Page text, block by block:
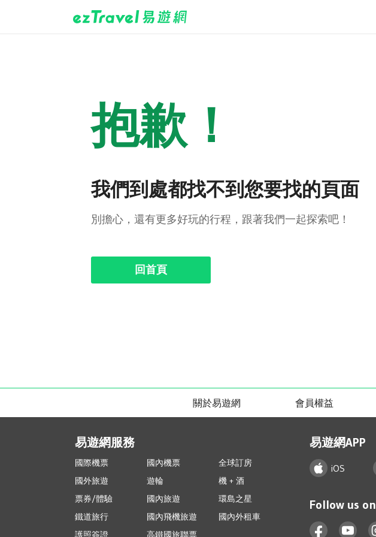
抱歉！
我們到處都找不到您要找的頁面
別擔心，還有更多好玩的行程，跟著我們一起探索吧！
回首頁
關於易遊網 會員權益
易遊網服務
國際機票 國內機票
全球訂房
國外旅遊
遊輪
機 + 酒
票券/體驗
國內旅遊
環島之星
鐵道旅行
國內飛機旅遊
國內外租車
護照簽證
高鐵國旅聯票
易遊網APP
iOS
Follow us on